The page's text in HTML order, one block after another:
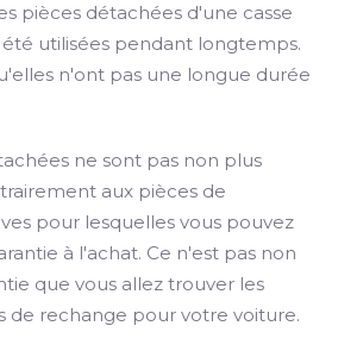
pièces détachées d'une casse
utilisées pendant longtemps.
n'ont pas une longue durée
ne sont pas non plus
aux pièces de
pour lesquelles vous pouvez
à l'achat. Ce n'est pas non
que vous allez trouver les
de rechange pour votre voiture.